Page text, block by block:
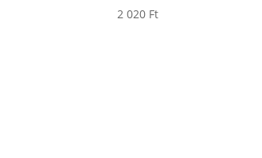
2 020 Ft